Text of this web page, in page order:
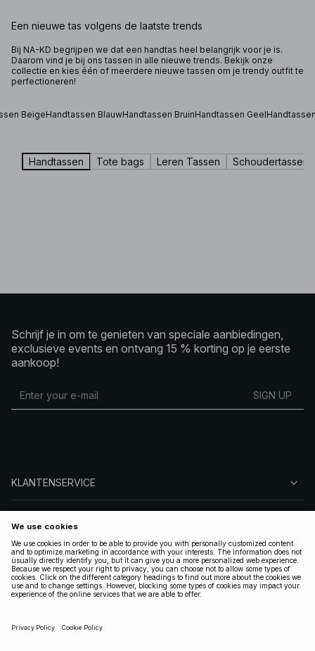
Een nieuwe tas volgens de laatste trends
Bij NA-KD begrijpen we dat een handtas heel belangrijk voor je is.
Daarom vind je bij ons tassen in alle nieuwe trends. Bekijk onze
collectie en kies één of meerdere nieuwe tassen om je trendy outfit te
perfectioneren!
BeigeHandtassen BlauwHandtassen BruinHandtassen Geel
Handtassen Tote bags Leren Tassen Schoudertassen
Schrijf je in om te genieten van speciale aanbiedingen,
exclusieve events en ontvang 15 % korting op je eerste
aankoop!
SIGN UP
KLANTENSERVICE
VOLG ONS
LEGAAL